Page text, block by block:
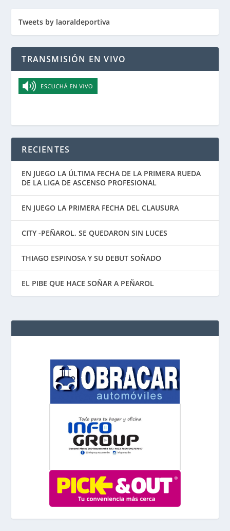
Tweets by laoraldeportiva
TRANSMISIÓN EN VIVO
RECIENTES
EN JUEGO LA ÚLTIMA FECHA DE LA PRIMERA RUEDA
DE LA LIGA DE ASCENSO PROFESIONAL
EN JUEGO LA PRIMERA FECHA DEL CLAUSURA
CITY -PEÑAROL, SE QUEDARON SIN LUCES
THIAGO ESPINOSA Y SU DEBUT SOÑADO
EL PIBE QUE HACE SOÑAR A PEÑAROL